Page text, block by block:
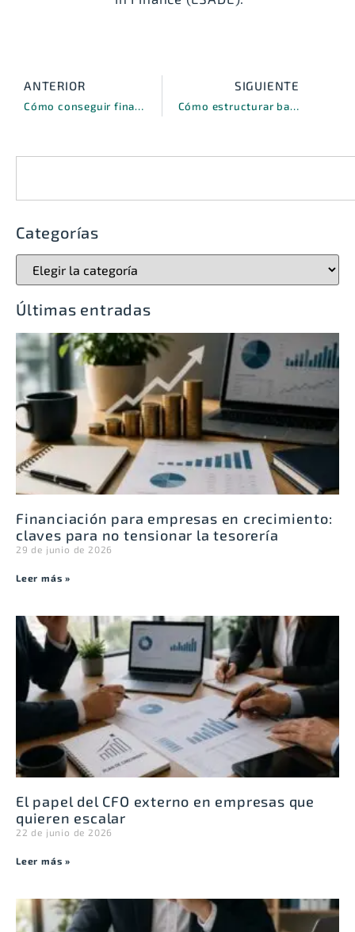
ANTERIOR
Cómo conseguir financiación para Black Friday: Guía práctica para empresas españolas
SIGUIENTE
Cómo estructurar balances financiables que atraigan a fondos de inversión en España
Categorías
Últimas entradas
Financiación para empresas en crecimiento:
claves para no tensionar la tesorería
29 de junio de 2026
Leer más »
El papel del CFO externo en empresas que
quieren escalar
22 de junio de 2026
Leer más »